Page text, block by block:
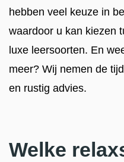
hebben veel keuze in
waardoor u kan kiezen
luxe leersoorten. En
meer? Wij nemen de
en rustig advies.
Welke